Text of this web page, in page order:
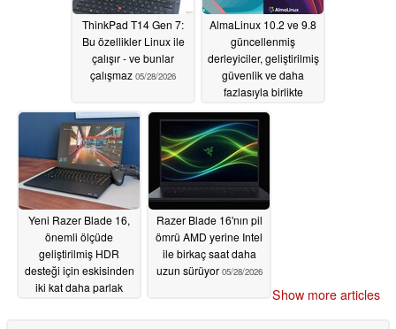
ThinkPad T14 Gen 7:
Bu özellikler Linux ile
çalışır - ve bunlar
çalışmaz 05/28/2026
AlmaLinux 10.2 ve 9.8
güncellenmiş
derleyiciler, geliştirilmiş
güvenlik ve daha
fazlasıyla birlikte
05/28/2026
Yeni Razer Blade 16,
önemli ölçüde
geliştirilmiş HDR
desteği için eskisinden
iki kat daha parlak
Razer Blade 16'nın pil
ömrü AMD yerine Intel
ile birkaç saat daha
uzun sürüyor 05/28/2026
Show more articles